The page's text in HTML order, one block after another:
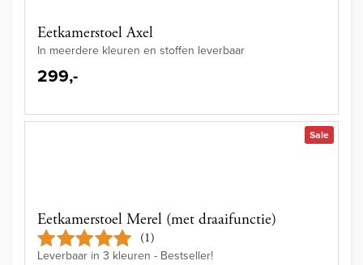
Eetkamerstoel Axel
In meerdere kleuren en stoffen leverbaar
299,-
Sale
Eetkamerstoel Merel (met draaifunctie)
(1)
Leverbaar in 3 kleuren - Bestseller!